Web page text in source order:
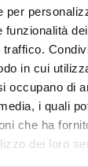
per
funzionalità
in cui
occupano di
i quali
che ha
dei loro
VEDI PRODOTTO
I